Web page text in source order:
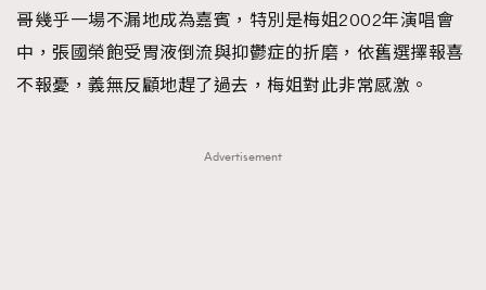
哥幾乎一場不漏地成為嘉賓，特別是梅姐2002年演唱會
中，張國榮飽受胃液倒流與抑鬱症的折磨，依舊選擇報喜
不報憂，義無反顧地趕了過去，梅姐對此非常感激。
Advertisement